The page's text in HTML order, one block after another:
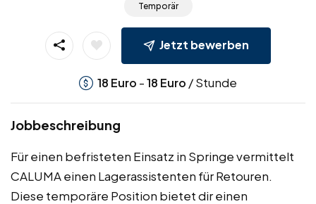
Temporär
Jetzt bewerben
18 Euro -18 Euro / Stunde
Jobbeschreibung
Für einen befristeten Einsatz in Springe vermittelt
CALUMA einen Lagerassistenten für Retouren.
Diese temporäre Position bietet dir einen